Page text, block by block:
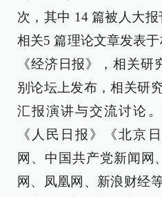
次，其中 14 篇被人大
相关5 篇理论文章发表于
《经济日报》，相关
别论坛上发布，相关研
汇报演讲与交流讨论
《人民日报》《北京
网、中国共产党新闻网
网、凤凰网、新浪财经